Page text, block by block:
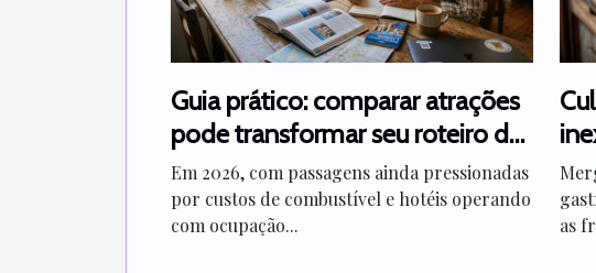
Guia prático: comparar atrações
pode transformar seu roteiro de
viagem?
Em 2026, com passagens ainda pressionadas
por custos de combustível e hotéis operando
com ocupação...
as